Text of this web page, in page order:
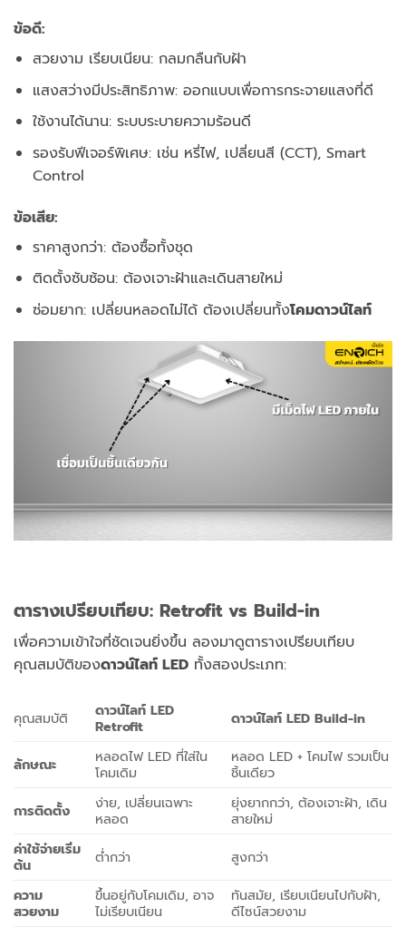
ข้อดี:
สวยงาม เรียบเนียน:กลมกลืนกับฝ้า
แสงสว่างมีประสิทธิภาพ:ออกแบบเพื่อการกระจายแสงที่ดี
ใช้งานได้นาน:ระบบระบายความร้อนดี
รองรับฟีเจอร์พิเศษ:เช่น หรี่ไฟ, เปลี่ยนสี (CCT), Smart
Control
ข้อเสีย:
ราคาสูงกว่า:ต้องซื้อทั้งชุด
ติดตั้งซับซ้อน:ต้องเจาะฝ้าและเดินสายใหม่
ซ่อมยาก:เปลี่ยนหลอดไม่ได้ ต้องเปลี่ยนทั้งโคมดาวน์ไลท์
ตารางเปรียบเทียบ: Retrofit vs Build-in
เพื่อความเข้าใจที่ชัดเจนยิ่งขึ้น ลองมาดูตารางเปรียบเทียบ
คุณสมบัติของดาวน์ไลท์ LED ทั้งสองประเภท:
คุณสมบัติ
ดาวน์ไลท์ LED
Retrofit
ดาวน์ไลท์ LED Build-in
ลักษณะ
หลอดไฟ LED ที่ใส่ใน
โคมเดิม
หลอด LED + โคมไฟ รวมเป็น
ชิ้นเดียว
การติดตั้ง
ง่าย, เปลี่ยนเฉพาะ
หลอด
ยุ่งยากกว่า, ต้องเจาะฝ้า, เดิน
สายใหม่
ค่าใช้จ่ายเริ่ม
ต้น
ต่ำกว่า
สูงกว่า
ความ
สวยงาม
ขึ้นอยู่กับโคมเดิม, อาจ
ไม่เรียบเนียน
ทันสมัย, เรียบเนียนไปกับฝ้า,
ดีไซน์สวยงาม